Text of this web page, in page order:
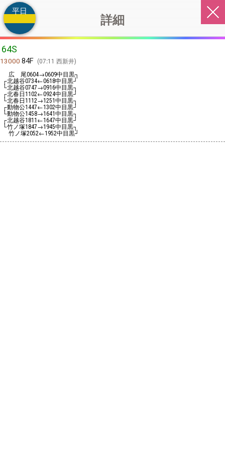
詳細
平日
64S
13000 84F
07:11 西新井
広 尾0604→0609中目黒┐
┌北越谷0734←0618中目黒┘
└北越谷0747→0916中目黒┐
┌北春日 1102←0924中目黒┘
└北春日 1112→1251中目黒┐
┌動物公1447←1302中目黒┘
└動物公1458→1641中目黒┐
┌北越谷1811 ←1647中目黒┘
└竹ノ塚1847→1945中目黒┐
竹ノ塚2052←1952中目黒┘